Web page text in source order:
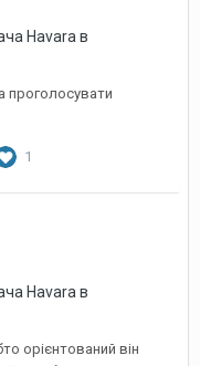
Havara в
проголосувати
1
Havara в
орієнтований він